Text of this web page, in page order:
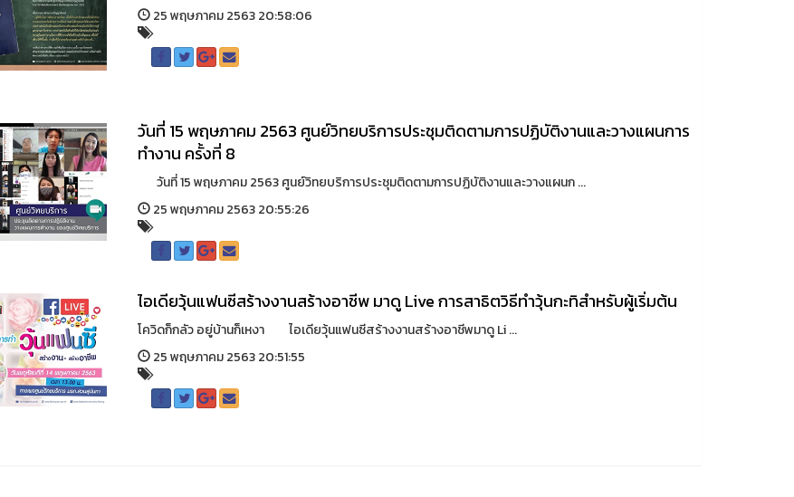
25 พฤษภาคม 2563 20:58:06
วันที่ 15 พฤษภาคม 2563 ศูนย์วิทยบริการประชุมติดตามการปฏิบัติงานและวางแผนการ
ทำงาน ครั้งที่ 8
วันที่ 15 พฤษภาคม 2563 ศูนย์วิทยบริการประชุมติดตามการปฏิบัติงานและวางแผนก ...
25 พฤษภาคม 2563 20:55:26
ไอเดียวุ้นแฟนซีสร้างงานสร้างอาชีพ มาดู Live การสาธิตวิธีทำวุ้นกะทิสำหรับผู้เริ่มต้น
โควิดก็กลัว อยู่บ้านก็เหงา ไอเดียวุ้นแฟนซีสร้างงานสร้างอาชีพมาดู Li ...
25 พฤษภาคม 2563 20:51:55